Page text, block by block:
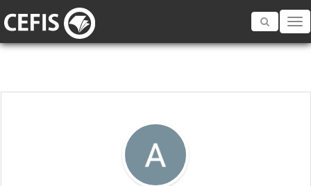
Toggle